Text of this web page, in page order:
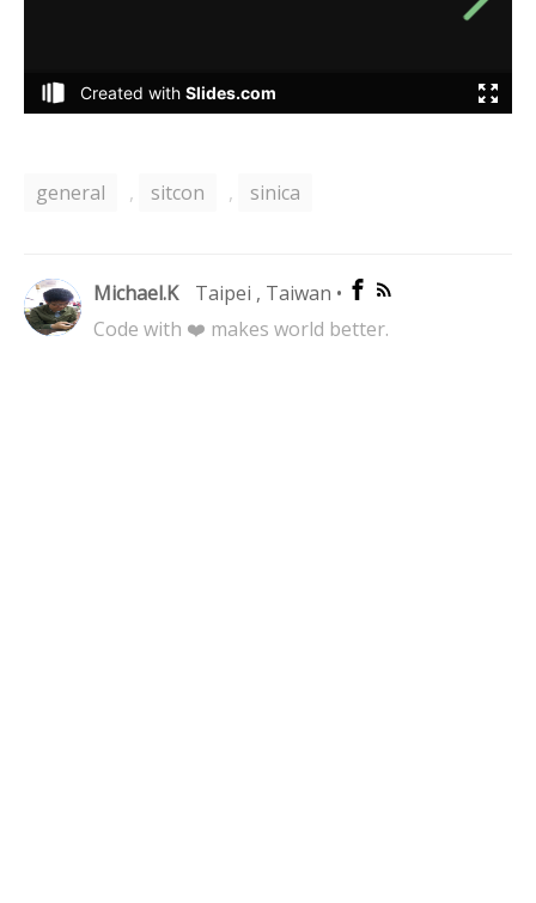
general , sitcon , sinica
Michael.K Taipei , Taiwan •
Code with ❤️ makes world better.